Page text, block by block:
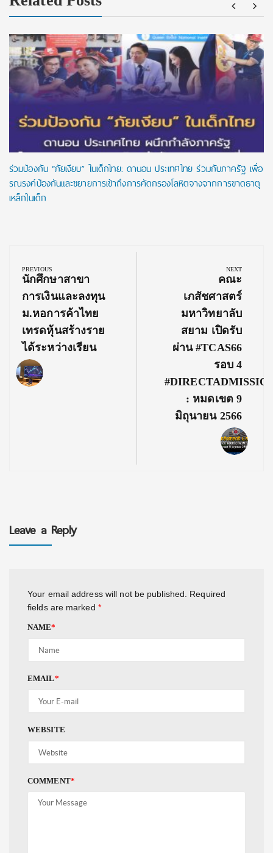
ร่วมป้องกัน “ภัยเงียบ” ในเด็กไทย: ดานอน ประเทศไทย ร่วมกับภาครัฐ เพื่อ
รณรงค์ป้องกันและขยายการเข้าถึงการคัดกรองโลหิตจางจากการขาดธาตุ
เหล็กในเด็ก
navigation
PREVIOUS
Previous
Post:
นักศึกษาสาขา
การเงินและลงทุน
ม.หอการค้าไทย
เทรดหุ้นสร้างราย
ได้ระหว่างเรียน
NEXT
Next
Post:
คณะ
เภสัชศาสตร์
มหาวิทยาลับ
สยาม เปิดรับ
ผ่าน #TCAS66
รอบ 4
: หมดเขต 9
มิถุนายน 2566
Leave a Reply
Your email address will not be published. Required
fields are marked *
NAME*
EMAIL*
WEBSITE
COMMENT*